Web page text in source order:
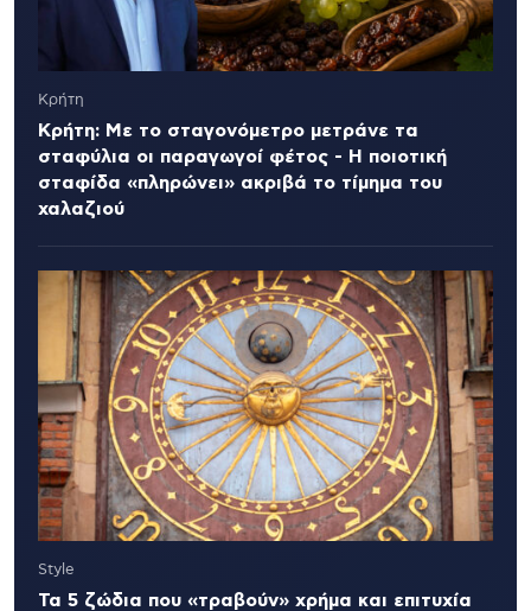
Κρήτη
Κρήτη: Με το σταγονόμετρο μετράνε τα
σταφύλια οι παραγωγοί φέτος - Η ποιοτική
σταφίδα «πληρώνει» ακριβά το τίμημα του
χαλαζιού
Style
Τα 5 ζώδια που «τραβούν» χρήμα και επιτυχία